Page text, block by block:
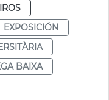
EXPOSICIÓN
BAIXA